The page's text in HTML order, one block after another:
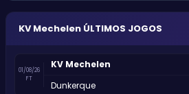
KV Mechelen ÚLTIMOS JOGOS
01/08/26
FT
KV Mechelen
Dunkerque